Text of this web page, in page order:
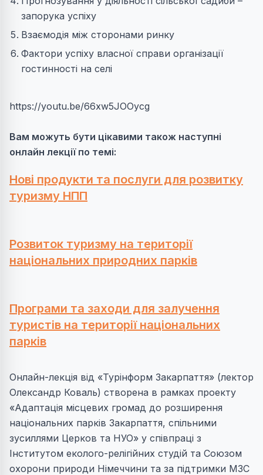
запорука успіху
Взаємодія між сторонами ринку
Фактори успіху власної справи організації
гостинності на селі
https://youtu.be/66xw5JOOycg
Вам можуть бути цікавими також наступні
онлайн лекції по темі:
Нові продукти та послуги для розвитку
туризму НПП
Розвиток туризму на території
національних природних парків
Програми та заходи для залучення
туристів на території національних
парків
Онлайн-лекція від «Турінформ Закарпаття» (лектор
Олександр Коваль) створена в рамках проекту
«Адаптація місцевих громад до розширення
національних парків Закарпаття, спільними
зусиллями Церков та НУО» у співпраці з
Інститутом еколого-релігійних студій та Союзом
охорони природи Німеччини та за підтримки МЗС